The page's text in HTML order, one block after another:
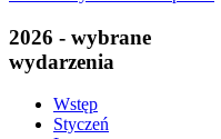
2026 - wybrane
wydarzenia
Wstęp
Styczeń